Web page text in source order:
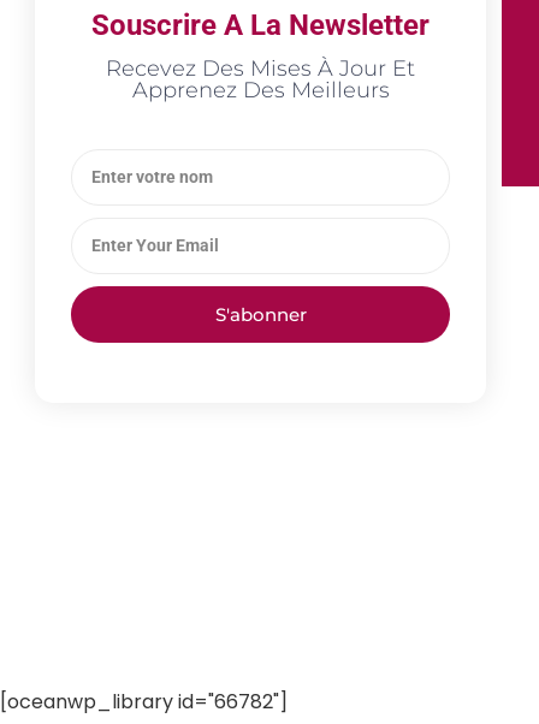
Souscrire A La Newsletter
Recevez Des Mises À Jour Et
Apprenez Des Meilleurs
S'abonner
[oceanwp_library id="66782"]